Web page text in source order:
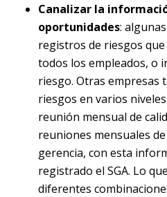
Canalizar la
oportunidades:
registros de riesgos
todos los empleados, o
riesgo. Otras empresas
riesgos en varios
reunión mensual de
reuniones mensuales
gerencia, con esta
registrado el SGA. Lo
diferentes